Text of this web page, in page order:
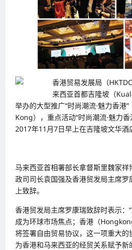
香港贸易发展局（
来西亚首都吉隆坡（
举办的大型推广“时尚潮流·魅力香港
Kong），重点活动“时尚潮流·魅力
2017年11月7日早上在吉隆坡文华酒
马来西亚首相署部长拿督斯里魏家
政司司长袁国强及香港贸发局主席
上致辞。
香港贸发局主席罗康瑞致辞时表示：
成为环球市场焦点；香港（
将签署自由贸易协议，这一项重大
为香港和马来西亚的经贸关系赋予新